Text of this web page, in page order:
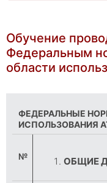
Обучение
Федеральным
области
ФЕДЕРАЛЬНЫЕ
ИСПОЛЬЗОВАНИЯ
№ ОБЩИЕ